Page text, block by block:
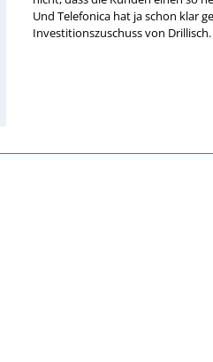
Und Telefonica hat ja schon klar
Investitionszuschuss von Drillisch.